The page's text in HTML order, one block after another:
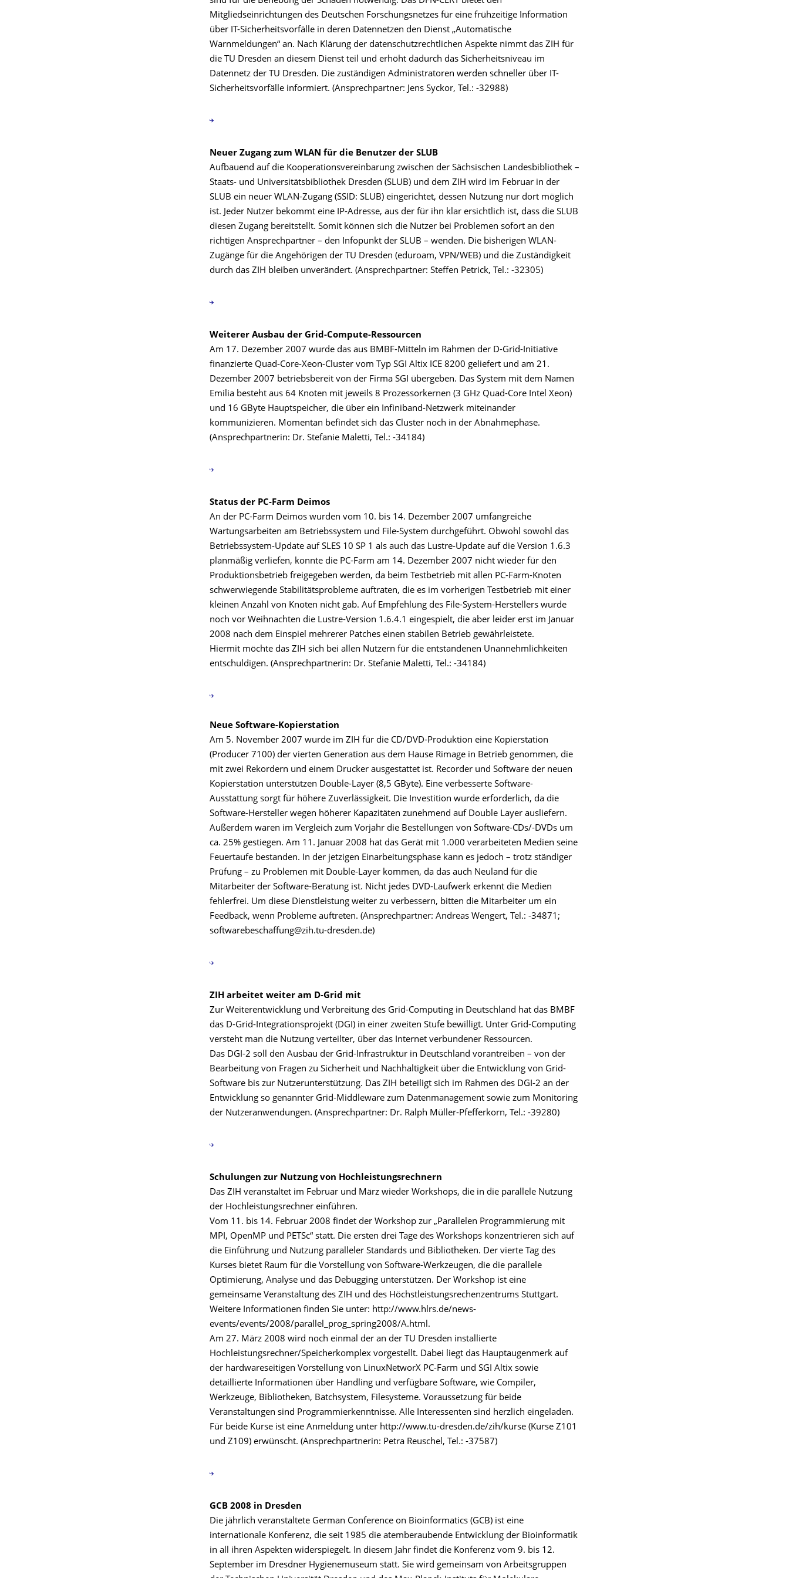
Mitgliedseinrichtungen des Deutschen Forschungsnetzes für eine frühzeitige Information
über IT-Sicherheitsvorfälle in deren Datennetzen den Dienst „Automatische
Warnmeldungen“ an. Nach Klärung der datenschutzrechtlichen Aspekte nimmt das ZIH für
die TU Dresden an diesem Dienst teil und erhöht dadurch das Sicherheitsniveau im
Datennetz der TU Dresden. Die zuständigen Administratoren werden schneller über IT-
Sicherheitsvorfälle informiert. (Ansprechpartner: Jens Syckor, Tel.: -32988)
Neuer Zugang zum WLAN für die Benutzer der SLUB
Aufbauend auf die Kooperationsvereinbarung zwischen der Sächsischen Landesbibliothek –
Staats- und Universitätsbibliothek Dresden (SLUB) und dem ZIH wird im Februar in der
SLUB ein neuer WLAN-Zugang (SSID: SLUB) eingerichtet, dessen Nutzung nur dort möglich
ist. Jeder Nutzer bekommt eine IP-Adresse, aus der für ihn klar ersichtlich ist, dass die SLUB
diesen Zugang bereitstellt. Somit können sich die Nutzer bei Problemen sofort an den
richtigen Ansprechpartner – den Infopunkt der SLUB – wenden. Die bisherigen WLAN-
Zugänge für die Angehörigen der TU Dresden (eduroam, VPN/WEB) und die Zuständigkeit
durch das ZIH bleiben unverändert. (Ansprechpartner: Steffen Petrick, Tel.: -32305)
Weiterer Ausbau der Grid-Compute-Ressourcen
Am 17. Dezember 2007 wurde das aus BMBF-Mitteln im Rahmen der D-Grid-Initiative
finanzierte Quad-Core-Xeon-Cluster vom Typ SGI Altix ICE 8200 geliefert und am 21.
Dezember 2007 betriebsbereit von der Firma SGI übergeben. Das System mit dem Namen
Emilia besteht aus 64 Knoten mit jeweils 8 Prozessorkernen (3 GHz Quad-Core Intel Xeon)
und 16 GByte Hauptspeicher, die über ein Infiniband-Netzwerk miteinander
kommunizieren. Momentan befindet sich das Cluster noch in der Abnahmephase.
(Ansprechpartnerin: Dr. Stefanie Maletti, Tel.: -34184)
Status der PC-Farm Deimos
An der PC-Farm Deimos wurden vom 10. bis 14. Dezember 2007 umfangreiche
Wartungsarbeiten am Betriebssystem und File-System durchgeführt. Obwohl sowohl das
Betriebssystem-Update auf SLES 10 SP 1 als auch das Lustre-Update auf die Version 1.6.3
planmäßig verliefen, konnte die PC-Farm am 14. Dezember 2007 nicht wieder für den
Produktionsbetrieb freigegeben werden, da beim Testbetrieb mit allen PC-Farm-Knoten
schwerwiegende Stabilitätsprobleme auftraten, die es im vorherigen Testbetrieb mit einer
kleinen Anzahl von Knoten nicht gab. Auf Empfehlung des File-System-Herstellers wurde
noch vor Weihnachten die Lustre-Version 1.6.4.1 eingespielt, die aber leider erst im Januar
2008 nach dem Einspiel mehrerer Patches einen stabilen Betrieb gewährleistete.
Hiermit möchte das ZIH sich bei allen Nutzern für die entstandenen Unannehmlichkeiten
entschuldigen. (Ansprechpartnerin: Dr. Stefanie Maletti, Tel.: -34184)
Neue Software-Kopierstation
Am 5. November 2007 wurde im ZIH für die CD/DVD-Produktion eine Kopierstation
(Producer 7100) der vierten Generation aus dem Hause Rimage in Betrieb genommen, die
mit zwei Rekordern und einem Drucker ausgestattet ist. Recorder und Software der neuen
Kopierstation unterstützen Double-Layer (8,5 GByte). Eine verbesserte Software-
Ausstattung sorgt für höhere Zuverlässigkeit. Die Investition wurde erforderlich, da die
Software-Hersteller wegen höherer Kapazitäten zunehmend auf Double Layer ausliefern.
Außerdem waren im Vergleich zum Vorjahr die Bestellungen von Software-CDs/-DVDs um
ca. 25% gestiegen. Am 11. Januar 2008 hat das Gerät mit 1.000 verarbeiteten Medien seine
Feuertaufe bestanden. In der jetzigen Einarbeitungsphase kann es jedoch – trotz ständiger
Prüfung – zu Problemen mit Double-Layer kommen, da das auch Neuland für die
Mitarbeiter der Software-Beratung ist. Nicht jedes DVD-Laufwerk erkennt die Medien
fehlerfrei. Um diese Dienstleistung weiter zu verbessern, bitten die Mitarbeiter um ein
Feedback, wenn Probleme auftreten. (Ansprechpartner: Andreas Wengert, Tel.: -34871;
softwarebeschaffung@zih.tu-dresden.de)
ZIH arbeitet weiter am D-Grid mit
Zur Weiterentwicklung und Verbreitung des Grid-Computing in Deutschland hat das BMBF
das D-Grid-Integrationsprojekt (DGI) in einer zweiten Stufe bewilligt. Unter Grid-Computing
versteht man die Nutzung verteilter, über das Internet verbundener Ressourcen.
Das DGI-2 soll den Ausbau der Grid-Infrastruktur in Deutschland vorantreiben – von der
Bearbeitung von Fragen zu Sicherheit und Nachhaltigkeit über die Entwicklung von Grid-
Software bis zur Nutzerunterstützung. Das ZIH beteiligt sich im Rahmen des DGI-2 an der
Entwicklung so genannter Grid-Middleware zum Datenmanagement sowie zum Monitoring
der Nutzeranwendungen. (Ansprechpartner: Dr. Ralph Müller-Pfefferkorn, Tel.: -39280)
Schulungen zur Nutzung von Hochleistungsrechnern
Das ZIH veranstaltet im Februar und März wieder Workshops, die in die parallele Nutzung
der Hochleistungsrechner einführen.
Vom 11. bis 14. Februar 2008 findet der Workshop zur „Parallelen Programmierung mit
MPI, OpenMP und PETSc“ statt. Die ersten drei Tage des Workshops konzentrieren sich auf
die Einführung und Nutzung paralleler Standards und Bibliotheken. Der vierte Tag des
Kurses bietet Raum für die Vorstellung von Software-Werkzeugen, die die parallele
Optimierung, Analyse und das Debugging unterstützen. Der Workshop ist eine
gemeinsame Veranstaltung des ZIH und des Höchstleistungsrechenzentrums Stuttgart.
Weitere Informationen finden Sie unter: http://www.hlrs.de/news-
events/events/2008/parallel_prog_spring2008/A.html.
Am 27. März 2008 wird noch einmal der an der TU Dresden installierte
Hochleistungsrechner/Speicherkomplex vorgestellt. Dabei liegt das Hauptaugenmerk auf
der hardwareseitigen Vorstellung von LinuxNetworX PC-Farm und SGI Altix sowie
detaillierte Informationen über Handling und verfügbare Software, wie Compiler,
Werkzeuge, Bibliotheken, Batchsystem, Filesysteme. Voraussetzung für beide
Veranstaltungen sind Programmierkenntnisse. Alle Interessenten sind herzlich eingeladen.
Für beide Kurse ist eine Anmeldung unter http://www.tu-dresden.de/zih/kurse (Kurse Z101
und Z109) erwünscht. (Ansprechpartnerin: Petra Reuschel, Tel.: -37587)
GCB 2008 in Dresden
Die jährlich veranstaltete German Conference on Bioinformatics (GCB) ist eine
internationale Konferenz, die seit 1985 die atemberaubende Entwicklung der Bioinformatik
in all ihren Aspekten widerspiegelt. In diesem Jahr findet die Konferenz vom 9. bis 12.
September im Dresdner Hygienemuseum statt. Sie wird gemeinsam von Arbeitsgruppen